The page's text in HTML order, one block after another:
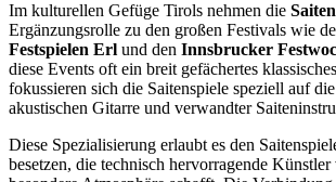
Im kulturellen Gefüge Tirols nehmen die
Ergänzungsrolle zu den großen Festivals wie
Festspielen Erl und den Innsbrucker
diese Events oft ein breit gefächertes
fokussieren sich die Saitenspiele speziell auf
akustischen Gitarre und verwandter
Diese Spezialisierung erlaubt es den
besetzen, die technisch hervorragende